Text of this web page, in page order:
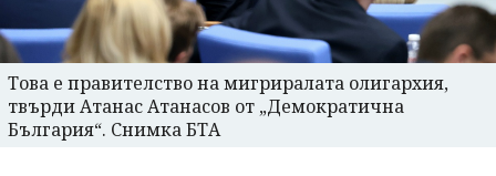
Това е правителство на мигриралата олигархия,
твърди Атанас Атанасов от „Демократична
България“. Снимка БТА